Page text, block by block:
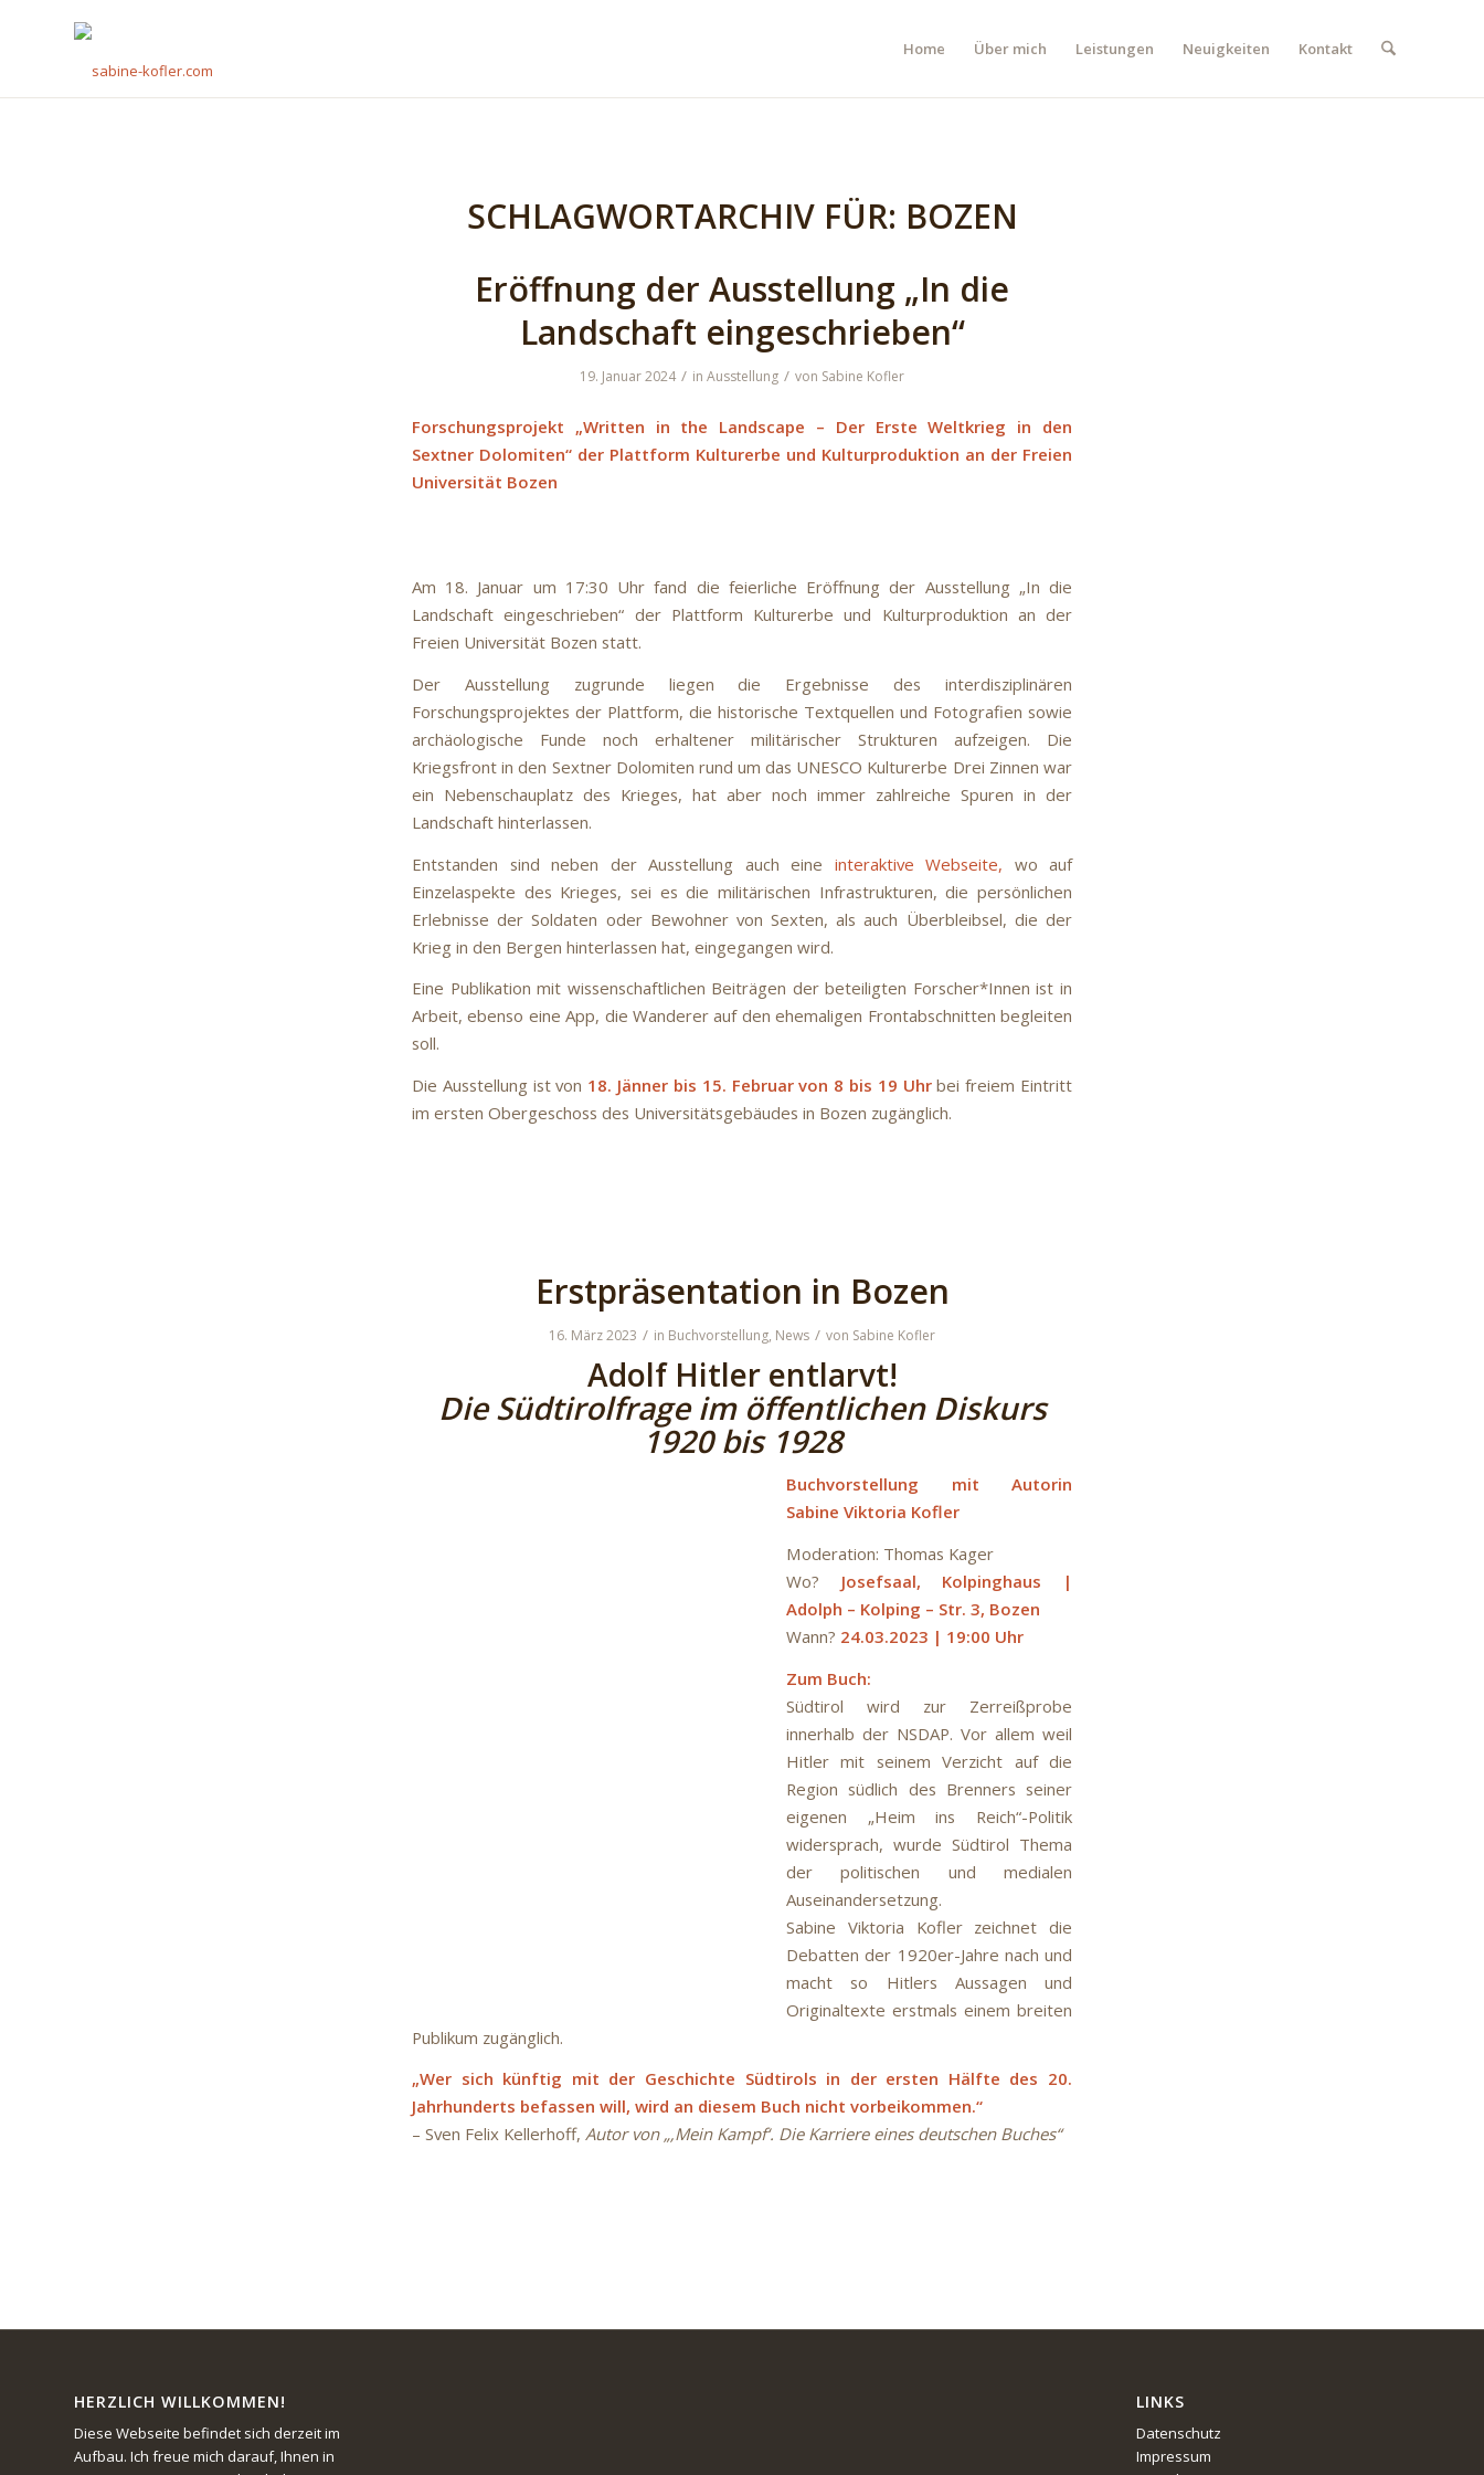
Home Über mich Leistungen Neuigkeiten Kontakt
SCHLAGWORTARCHIV FÜR: BOZEN
Eröffnung der Ausstellung „In die
Landschaft eingeschrieben“
19. Januar 2024 / in Ausstellung / von Sabine Kofler
Forschungsprojekt „Written in the Landscape – Der Erste Weltkrieg in den
Sextner Dolomiten“ der Plattform Kulturerbe und Kulturproduktion an der Freien
Universität Bozen
Am 18. Januar um 17:30 Uhr fand die feierliche Eröffnung der Ausstellung „In die
Landschaft eingeschrieben“ der Plattform Kulturerbe und Kulturproduktion an der
Freien Universität Bozen statt.
Der Ausstellung zugrunde liegen die Ergebnisse des interdisziplinären
Forschungsprojektes der Plattform, die historische Textquellen und Fotografien sowie
archäologische Funde noch erhaltener militärischer Strukturen aufzeigen. Die
Kriegsfront in den Sextner Dolomiten rund um das UNESCO Kulturerbe Drei Zinnen war
ein Nebenschauplatz des Krieges, hat aber noch immer zahlreiche Spuren in der
Landschaft hinterlassen.
Entstanden sind neben der Ausstellung auch eine interaktive Webseite, wo auf
Einzelaspekte des Krieges, sei es die militärischen Infrastrukturen, die persönlichen
Erlebnisse der Soldaten oder Bewohner von Sexten, als auch Überbleibsel, die der
Krieg in den Bergen hinterlassen hat, eingegangen wird.
Eine Publikation mit wissenschaftlichen Beiträgen der beteiligten Forscher*Innen ist in
Arbeit, ebenso eine App, die Wanderer auf den ehemaligen Frontabschnitten begleiten
soll.
Die Ausstellung ist von 18. Jänner bis 15. Februar von 8 bis 19 Uhrbei freiem Eintritt
im ersten Obergeschoss des Universitätsgebäudes in Bozen zugänglich.
Erstpräsentation in Bozen
16. März 2023 / in Buchvorstellung, News / von Sabine Kofler
Adolf Hitler entlarvt!
Die Südtirolfrage im öffentlichen Diskurs
1920 bis 1928
Buchvorstellung mit Autorin
Sabine Viktoria Kofler
Moderation: Thomas Kager
Wo? Josefsaal, Kolpinghaus |
Adolph – Kolping – Str. 3, Bozen
Wann? 24.03.2023 | 19:00 Uhr
Zum Buch:
Südtirol wird zur Zerreißprobe
innerhalb der NSDAP. Vor allem weil
Hitler mit seinem Verzicht auf die
Region südlich des Brenners seiner
eigenen „Heim ins Reich“-Politik
widersprach, wurde Südtirol Thema
der politischen und medialen
Auseinandersetzung.
Sabine Viktoria Kofler zeichnet die
Debatten der 1920er-Jahre nach und
macht so Hitlers Aussagen und
Originaltexte erstmals einem breiten
Publikum zugänglich.
„Wer sich künftig mit der Geschichte Südtirols in der ersten Hälfte des 20.
Jahrhunderts befassen will, wird an diesem Buch nicht vorbeikommen.“
– Sven Felix Kellerhoff, Autor von „‚Mein Kampf‘. Die Karriere eines deutschen Buches“
HERZLICH WILLKOMMEN!
Diese Webseite befindet sich derzeit im
Aufbau. Ich freue mich darauf, Ihnen in
LINKS
Datenschutz
Impressum